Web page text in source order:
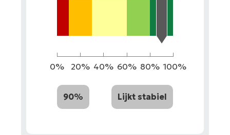
0% 20% 40% 60% 80% 100%
90% Lijkt stabiel